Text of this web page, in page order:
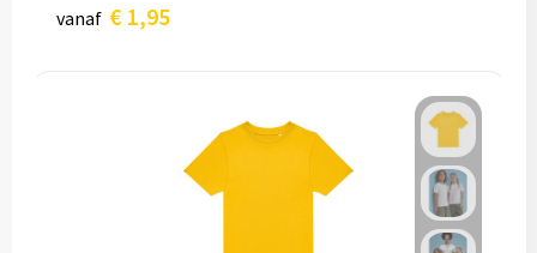
vanaf € 1,95